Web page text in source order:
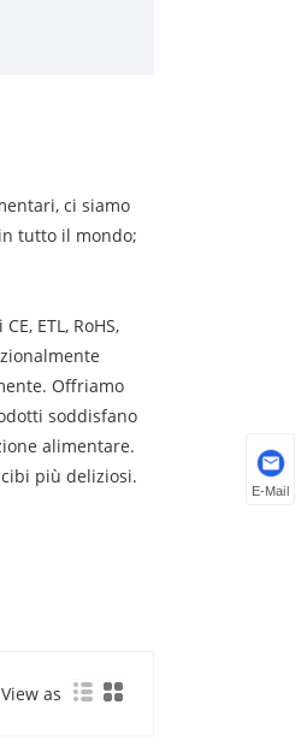
ci siamo
tutto il mondo;
ETL, RoHS,
Offriamo
soddisfano
alimentare.
più deliziosi.
View as
E-Mail